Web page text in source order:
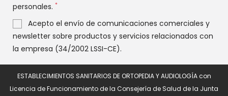
personales. *
Acepto el envío de comunicaciones comerciales y
newsletter sobre productos y servicios relacionados con
la empresa (34/2002 LSSI-CE).
ESTABLECIMIENTOS SANITARIOS DE ORTOPEDIA Y AUDIOLOGÍA con
Licencia de Funcionamiento de la Consejería de Salud de la Junta